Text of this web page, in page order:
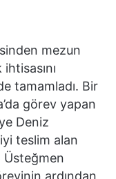
mezun
tamamladı. Bir
görev yapan
Deniz
teslim alan
Üsteğmen
ardından